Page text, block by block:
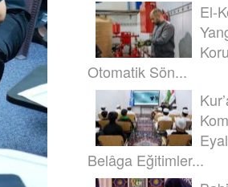
El-
Otomatik Sön...
Belâga Eğitimler...